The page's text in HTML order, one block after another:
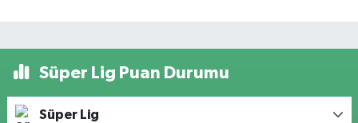
Süper Lig Puan Durumu
Süper Lig